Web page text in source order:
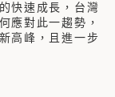
快速成長，台灣
應對此一趨勢，
高峰，且進一步